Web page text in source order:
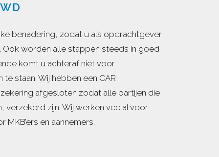
benadering, zodat u als opdrachtgever
worden alle stappen steeds in goed
komt u achteraf niet voor
staan. Wij hebben een CAR
afgesloten zodat alle partijen die
verzekerd zijn. Wij werken veelal voor
en aannemers.